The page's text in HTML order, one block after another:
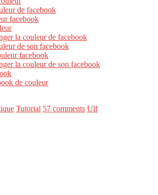
de facebook
facebook
la couleur de facebook
de son facebook
facebook
la couleur de son facebook
de couleur
Tutorial 57 comments Ulf